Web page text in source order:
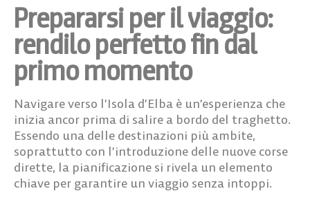
Prepararsi per il viaggio:
rendilo perfetto fin dal
primo momento
Navigare verso l’Isola d’Elba è un’esperienza che
inizia ancor prima di salire a bordo del traghetto.
Essendo una delle destinazioni più ambite,
soprattutto con l’introduzione delle nuove corse
dirette, la pianificazione si rivela un elemento
chiave per garantire un viaggio senza intoppi.